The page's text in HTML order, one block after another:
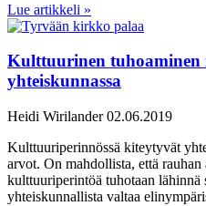
Lue artikkeli »
Kulttuurinen tuhoaminen
yhteiskunnassa
Heidi Wirilander02.06.2019
​​Kulttuuriperinnössä kiteytyvät
arvot. On mahdollista, että rauhan
kulttuuriperintöä tuhotaan lähinnä
yhteiskunnallista valtaa